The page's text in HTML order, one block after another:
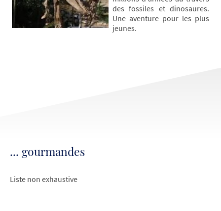
des fossiles et dinosaures.
Une aventure pour les plus
jeunes.
... gourmandes
Liste non exhaustive